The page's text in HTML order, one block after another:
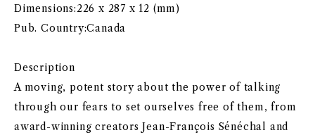
Dimensions:226 x 287 x 12 (mm)
Pub. Country:Canada
Description
A moving, potent story about the power of talking
through our fears to set ourselves free of them, from
award-winning creators Jean-François Sénéchal and